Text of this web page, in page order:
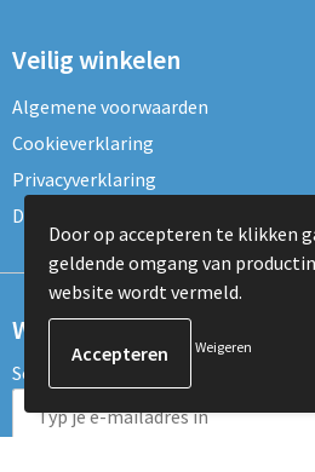
Veilig winkelen
Algemene voorwaarden
Cookieverklaring
Privacyverklaring
Disclaimer
Wil je onze nieuwsbrief
Schrijf je dan nu in voor de
Door op accepteren te klikken
geldende omgang van
website wordt vermeld.
Weigeren